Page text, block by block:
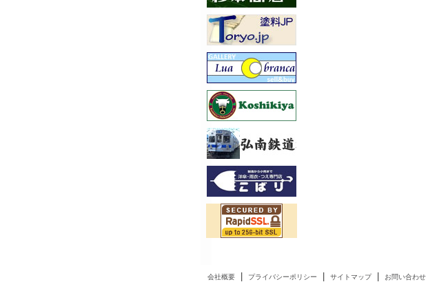
会社概要| プライバシーポリシー サイトマップ| お問い合わせ